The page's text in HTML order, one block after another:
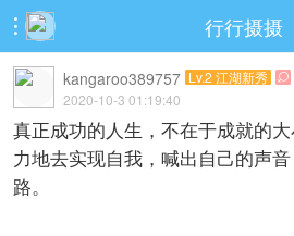
 行行摄摄
kangaroo389757 Lv.2 江湖新秀 
2020-10-3 01:19:40
真正成功的人生，不在于成就的
力地去实现自我，喊出自己的声
路。